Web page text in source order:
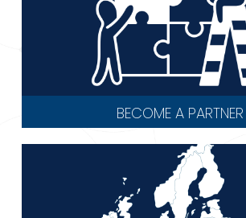
BECOME A PARTNER